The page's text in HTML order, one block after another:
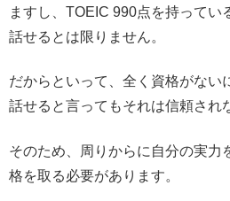
ますし、TOEIC 990点を持ってい
話せるとは限りません。
だからといって、全く資格がない
話せると言ってもそれは信頼され
そのため、周りからに自分の実力
格を取る必要があります。